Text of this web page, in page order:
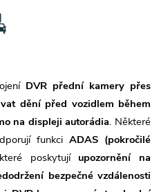
DVR přední kamery přes
dění před vozidlem během
na displeji autorádia. Některé
funkci ADAS (pokročilé
poskytujíupozornění na
bezpečné vzdálenosti